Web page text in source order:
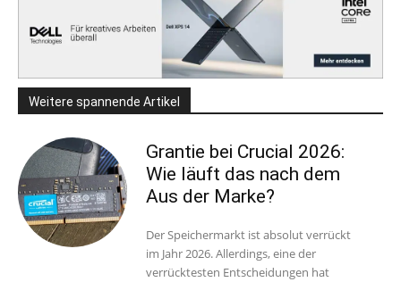
Weitere spannende Artikel
Grantie bei Crucial 2026:
Wie läuft das nach dem
Aus der Marke?
Der Speichermarkt ist absolut verrückt
im Jahr 2026. Allerdings, eine der
verrücktesten Entscheidungen hat